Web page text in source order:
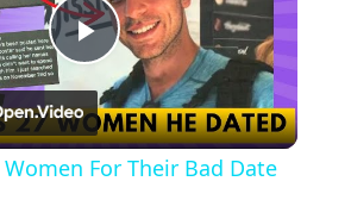
Play
Video
Women For Their Bad Date